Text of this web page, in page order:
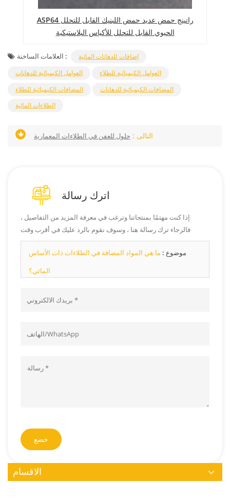
ASP64 راتينج حمض عديد حمض اللبنيك القابل للتحلل
الحيوي القابل للتحلل للأكياس البلاستيكية
العلامات الساخنة :
إضافات للدهانات المائية
العوامل الكيميائية للدهانات
العوامل الكيميائية للطلاء
المضافات الكيميائية للطلاء
المضافات الكيميائية للدهانات
الطلاءات المائية
التالى : حلول للعفن في الطلاءات المعمارية
اترك رسالة
إذا كنت مهتمًا بمنتجاتنا وترغب في معرفة المزيد من التفاصيل ،
فالرجاء ترك رسالة هنا ، وسوف نقوم بالرد عليك في أقرب وقت
ممكن.
موضوع : ما هي المواد المضافة في الطلاءات ذات الأساس
المائي؟
خضع
الاقسام